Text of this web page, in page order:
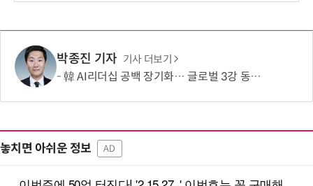
박종진 기자 기사 더보기
韓 AI리더십 공백 장기화… 글로벌 3강 동력 꺼져간다
놓치면 아쉬운 정보 AD